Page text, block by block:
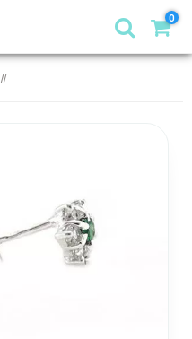
0
//